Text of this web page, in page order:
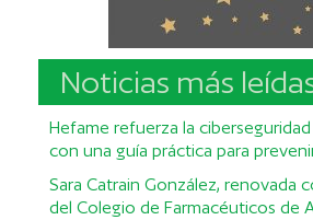
Noticias más
Hefame refuerza la
con una guía práctica para
Sara Catrain González, renovada
del Colegio de Farmacéuticos de